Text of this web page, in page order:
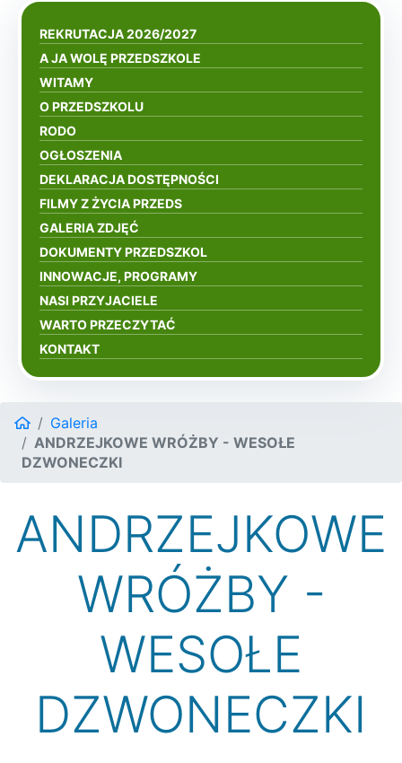
REKRUTACJA 2026/2027
A JA WOLĘ PRZEDSZKOLE
WITAMY
O PRZEDSZKOLU
RODO
OGŁOSZENIA
DEKLARACJA DOSTĘPNOŚCI
FILMY Z ŻYCIA PRZEDS
GALERIA ZDJĘĆ
DOKUMENTY PRZEDSZKOL
INNOWACJE, PROGRAMY
NASI PRZYJACIELE
WARTO PRZECZYTAĆ
KONTAKT
Galeria
ANDRZEJKOWE WRÓŻBY - WESOŁE
DZWONECZKI
ANDRZEJKOWE
WRÓŻBY -
WESOŁE
DZWONECZKI